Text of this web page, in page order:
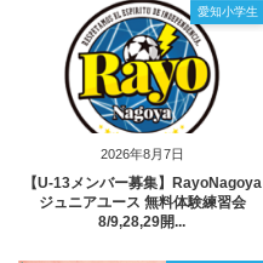
2026年8月7日
愛知小学生
【U-13メンバー募集】RayoNagoya
ジュニアユース 無料体験練習会
8/9,28,29開...